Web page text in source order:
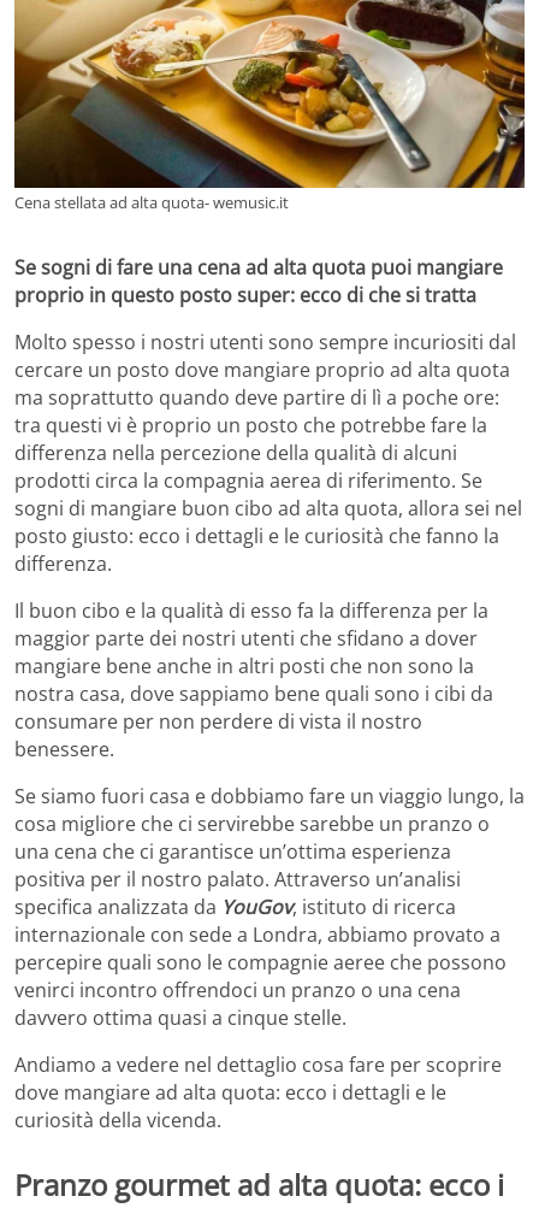
Cena stellata ad alta quota- wemusic.it
Se sogni di fare una cena ad alta quota puoi mangiare
proprio in questo posto super: ecco di che si tratta
Molto spesso i nostri utenti sono sempre incuriositi dal
cercare un posto dove mangiare proprio ad alta quota
ma soprattutto quando deve partire di lì a poche ore:
tra questi vi è proprio un posto che potrebbe fare la
differenza nella percezione della qualità di alcuni
prodotti circa la compagnia aerea di riferimento. Se
sogni di mangiare buon cibo ad alta quota, allora sei nel
posto giusto: ecco i dettagli e le curiosità che fanno la
differenza.
Il buon cibo e la qualità di esso fa la differenza per la
maggior parte dei nostri utenti che sfidano a dover
mangiare bene anche in altri posti che non sono la
nostra casa, dove sappiamo bene quali sono i cibi da
consumare per non perdere di vista il nostro
benessere.
Se siamo fuori casa e dobbiamo fare un viaggio lungo, la
cosa migliore che ci servirebbe sarebbe un pranzo o
una cena che ci garantisce un’ottima esperienza
positiva per il nostro palato. Attraverso un’analisi
specifica analizzata da YouGov, istituto di ricerca
internazionale con sede a Londra, abbiamo provato a
percepire quali sono le compagnie aeree che possono
venirci incontro offrendoci un pranzo o una cena
davvero ottima quasi a cinque stelle.
Andiamo a vedere nel dettaglio cosa fare per scoprire
dove mangiare ad alta quota: ecco i dettagli e le
curiosità della vicenda.
Pranzo gourmet ad alta quota: ecco i